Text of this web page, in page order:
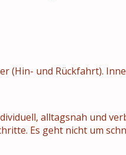
(Hin- und Rückfahrt).
alltagsnah und
Es geht nicht um